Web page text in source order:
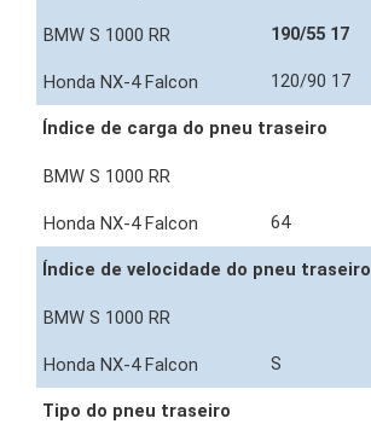
190/55 17
120/90 17
Índice de carga do pneu traseiro
64
Índice de velocidade do pneu traseiro
S
Tipo do pneu traseiro